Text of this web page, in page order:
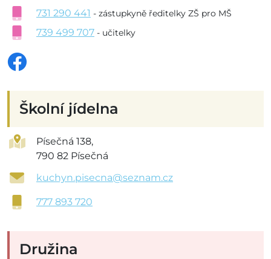
731 290 441 - zástupkyně ředitelky ZŠ pro MŠ
739 499 707 - učitelky
Školní jídelna
Písečná 138,
790 82 Písečná
kuchyn.pisecna@seznam.cz
777 893 720
Družina